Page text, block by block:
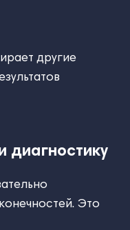
другие
диагностику
Это